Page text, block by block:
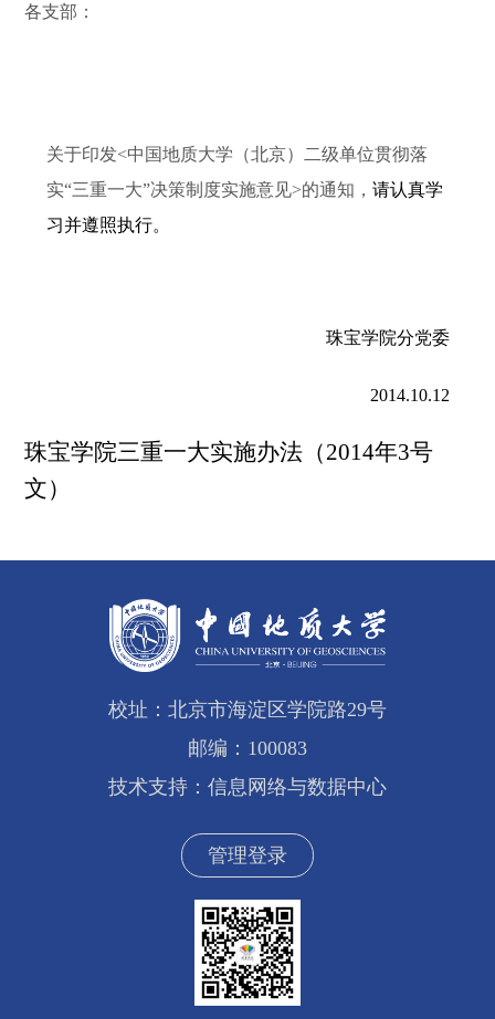
各支部：
关于印发<中国地质大学（北京）二级单位贯彻落
实“三重一大”决策制度实施意见>的通知 ， 请认真学
习并遵照执行。
珠宝学院分党委
2014.10.12
珠宝学院三重一大实施办法（2014年3号
文）
校址：北京市海淀区学院路29号
邮编：100083
技术支持：信息网络与数据中心
管理登录